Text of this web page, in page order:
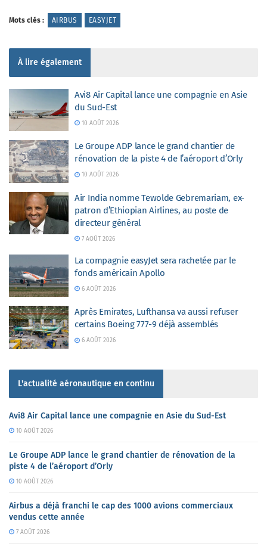
Mots clés : AIRBUS EASYJET
À lire également
Avi8 Air Capital lance une compagnie en Asie
du Sud-Est
10 AOÛT 2026
Le Groupe ADP lance le grand chantier de
rénovation de la piste 4 de l’aéroport d’Orly
10 AOÛT 2026
Air India nomme Tewolde Gebremariam, ex-
patron d’Ethiopian Airlines, au poste de
directeur général
7 AOÛT 2026
La compagnie easyJet sera rachetée par le
fonds américain Apollo
6 AOÛT 2026
Après Emirates, Lufthansa va aussi refuser
certains Boeing 777-9 déjà assemblés
6 AOÛT 2026
L'actualité aéronautique en continu
Avi8 Air Capital lance une compagnie en Asie du Sud-Est
10 AOÛT 2026
Le Groupe ADP lance le grand chantier de rénovation de la
piste 4 de l’aéroport d’Orly
10 AOÛT 2026
Airbus a déjà franchi le cap des 1000 avions commerciaux
vendus cette année
7 AOÛT 2026